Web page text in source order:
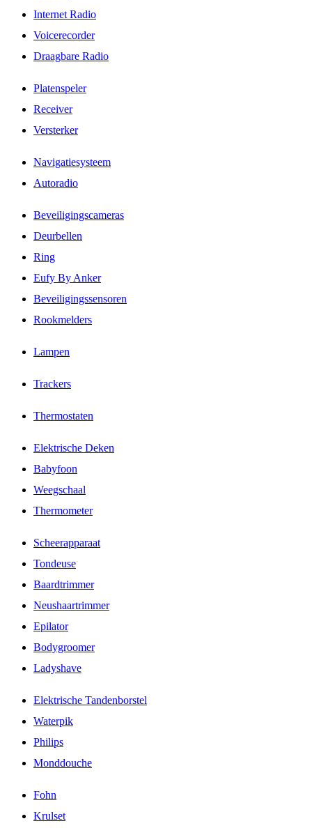
Internet Radio
Voicerecorder
Draagbare Radio
Platenspeler
Receiver
Versterker
Navigatiesysteem
Autoradio
Beveiligingscameras
Deurbellen
Ring
Eufy By Anker
Beveiligingssensoren
Rookmelders
Lampen
Trackers
Thermostaten
Elektrische Deken
Babyfoon
Weegschaal
Thermometer
Scheerapparaat
Tondeuse
Baardtrimmer
Neushaartrimmer
Epilator
Bodygroomer
Ladyshave
Elektrische Tandenborstel
Waterpik
Philips
Monddouche
Fohn
Krulset